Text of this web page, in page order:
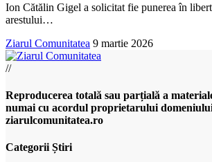
Ion Cătălin Gigel a solicitat fie punerea în
arestului…
Ziarul Comunitatea 9 martie 2026
//
Reproducerea totală sau parțială a
numai cu acordul proprietarului
ziarulcomunitatea.ro
Categorii Știri